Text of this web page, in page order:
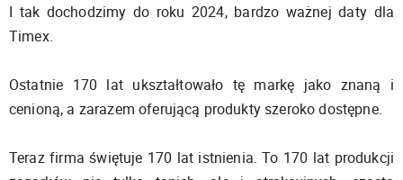
I tak dochodzimy do roku 2024, bardzo ważnej daty dla
Timex.
Ostatnie 170 lat ukształtowało tę markę jako znaną i
cenioną, a zarazem oferującą produkty szeroko dostępne.
Teraz firma świętuje 170 lat istnienia. To 170 lat produkcji